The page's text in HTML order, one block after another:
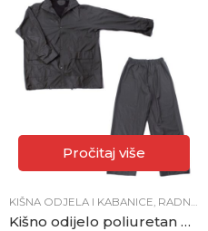
Pročitaj više
KIŠNA ODJELA I KABANICE, RADNA ODJEĆA
Kišno odijelo poliuretan REGEN